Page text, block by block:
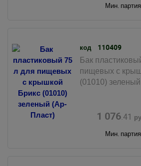
Мин.
код 110409
Бак
пищевых с
(01010)
1 076.41
Мин.